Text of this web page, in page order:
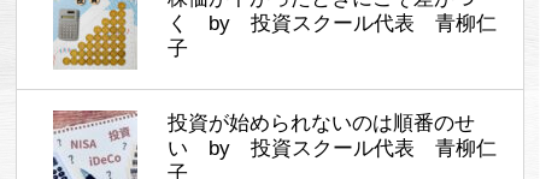
く by 投資スクール代表 青柳仁
子
投資が始められないのは順番のせ
い by 投資スクール代表 青柳仁
子